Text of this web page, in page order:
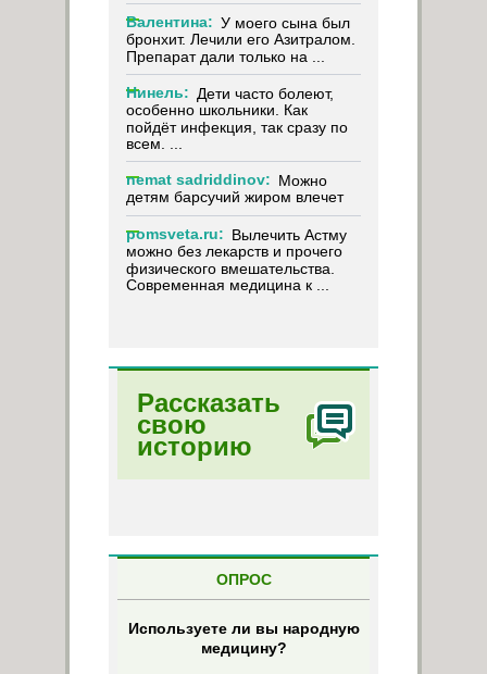
Валентина: У моего сына был
бронхит. Лечили его Азитралом.
Препарат дали только на ...
Нинель: Дети часто болеют,
особенно школьники. Как
пойдёт инфекция, так сразу по
всем. ...
nemat sadriddinov: Можно
детям барсучий жиром влечет
pomsveta.ru: Вылечить Астму
можно без лекарств и прочего
физического вмешательства.
Современная медицина к ...
Рассказать
свою
историю
ОПРОС
Используете ли вы народную
медицину?